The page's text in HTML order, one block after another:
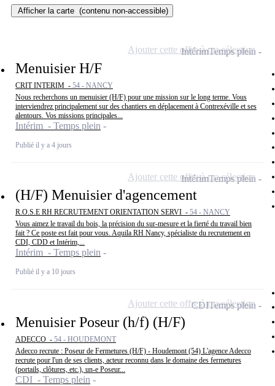
Afficher la carte (contenu non-accessible)
Menuisier H/F
CRIT INTERIM - 54 - NANCY
Nous recherchons un menuisier (H/F) pour une mission sur le long terme. Vous
interviendrez principalement sur des chantiers en déplacement à Contrexéville et ses
alentours. Vos missions principales...
Intérim - Temps plein
Publié il y a 4 jours
IntérimTemps plein
Ajouter cette offre à ma sélection
(H/F) Menuisier d'agencement
R.O.S.E RH RECRUTEMENT ORIENTATION SERVI - 54 - NANCY
Vous aimez le travail du bois, la précision du sur-mesure et la fierté du travail bien
fait ? Ce poste est fait pour vous. Aquila RH Nancy, spécialiste du recrutement en
CDI, CDD et Intérim,...
Intérim - Temps plein
Publié il y a 10 jours
IntérimTemps plein
Ajouter cette offre à ma sélection
Menuisier Poseur (h/f) (H/F)
ADECCO - 54 - HOUDEMONT
Adecco recrute : Poseur de Fermetures (H/F) - Houdemont (54) L'agence Adecco
recrute pour l'un de ses clients, acteur reconnu dans le domaine des fermetures
(portails, clôtures, etc.), un-e Poseur...
CDI - Temps plein
CDITemps plein
Ajouter cette offre à ma sélection